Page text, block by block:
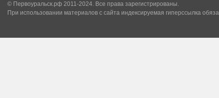
© Первоуральск.рф 2011-2024. Все права зарегистрированы.
При использовании материалов с сайта индексируемая гиперссылка